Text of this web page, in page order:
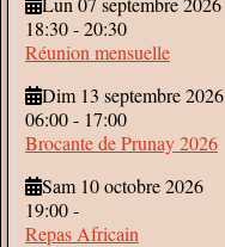
18:30-20:30
Réunion mensuelle
Dim 13 septembre 2026
06:00- 17:00
Brocante de Prunay 2026
Sam 10 octobre 2026
19:00-
Repas Africain